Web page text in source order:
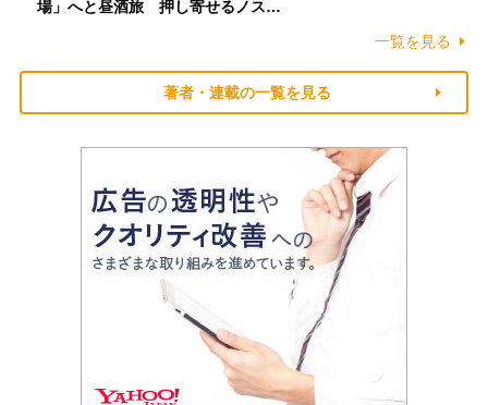
場」へと昼酒旅 押し寄せるノス…
一覧を見る
著者・連載の一覧を見る